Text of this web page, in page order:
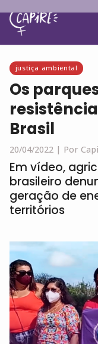
justiça ambiental
Os
Brasil
20/04/2022 | Por
Em vídeo,
brasileiro
geração de
territórios